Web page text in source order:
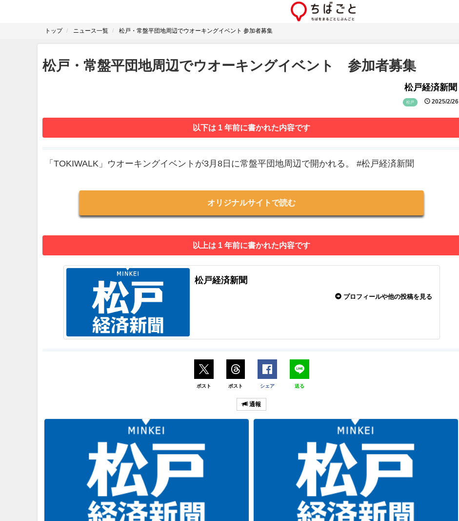
トップ ニュース一覧 松戸・常盤平団地周辺でウオーキングイベント 参加者募集
松戸・常盤平団地周辺でウオーキングイベント 参加者募集
松戸経済新聞
松戸 2025/2/26
以下は 1 年前に書かれた内容です
「TOKIWALK」ウオーキングイベントが3月8日に常盤平団地周辺で開かれる。 #松戸経済新聞
オリジナルサイトで読む
以上は 1 年前に書かれた内容です
松戸経済新聞
プロフィールや他の投稿を見る
ポスト ポスト シェア 送る
通報